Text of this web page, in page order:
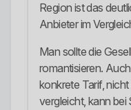
Region ist das
Anbieter im
Man sollte die
romantisieren.
konkrete Tarif,
vergleicht, kann bei